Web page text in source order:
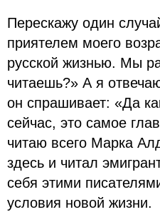
Перескажу один
приятелем моего
русской жизнью. Мы
читаешь?» А я
он спрашивает: «Да
сейчас, это самое
читаю всего Марка
здесь и читал
себя этими
условия новой жизни.